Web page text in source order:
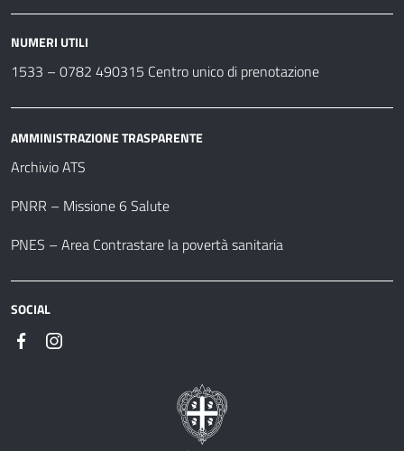
NUMERI UTILI
1533 – 0782 490315 Centro unico di prenotazione
AMMINISTRAZIONE TRASPARENTE
Archivio ATS
PNRR – Missione 6 Salute
PNES – Area Contrastare la povertà sanitaria
SOCIAL